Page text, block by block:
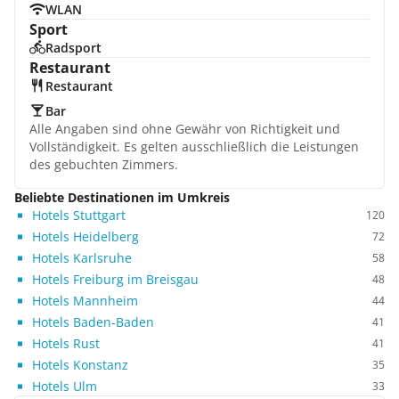
WLAN
Sport
Radsport
Restaurant
Restaurant
Bar
Alle Angaben sind ohne Gewähr von Richtigkeit und
Vollständigkeit. Es gelten ausschließlich die Leistungen
des gebuchten Zimmers.
Beliebte Destinationen im Umkreis
Hotels Stuttgart
120
Hotels Heidelberg 72
Hotels Karlsruhe 58
Hotels Freiburg im Breisgau 48
Hotels Mannheim 44
Hotels Baden-Baden 41
Hotels Rust 41
Hotels Konstanz 35
Hotels Ulm 33